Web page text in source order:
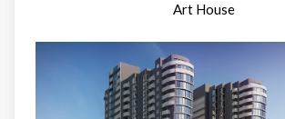
Art House